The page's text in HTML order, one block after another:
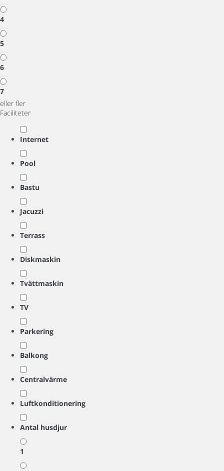
4
5
6
7
eller fler
Faciliteter
Internet
Pool
Bastu
Jacuzzi
Terrass
Diskmaskin
Tvättmaskin
TV
Parkering
Balkong
Centralvärme
Luftkonditionering
Antal husdjur
1